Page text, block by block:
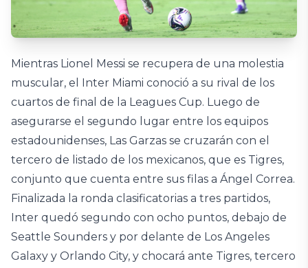
Mientras Lionel Messi se recupera de una molestia
muscular, el Inter Miami conoció a su rival de los
cuartos de final de la Leagues Cup. Luego de
asegurarse el segundo lugar entre los equipos
estadounidenses, Las Garzas se cruzarán con el
tercero de listado de los mexicanos, que es Tigres,
conjunto que cuenta entre sus filas a Ángel Correa.
Finalizada la ronda clasificatorias a tres partidos,
Inter quedó segundo con ocho puntos, debajo de
Seattle Sounders y por delante de Los Angeles
Galaxy y Orlando City, y chocará ante Tigres, tercero